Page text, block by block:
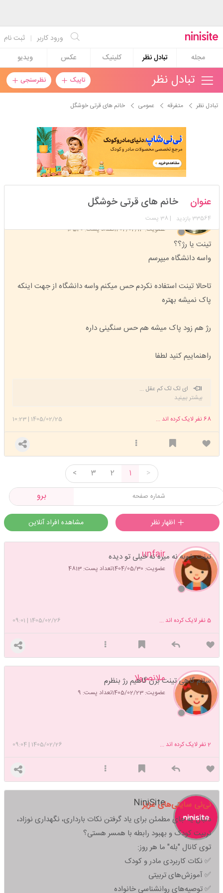
ثبت نام | ورود کاربر
مجله
تبادل نظر کلینیک عکس ویدیو
تاپیک نظرسنجی تبادل نظر
تبادل نظر متفرقه عمومی خانم های قرتی خوشگل
اشرشیاکلایبدبخت
عضویت: 1404/02/13 تعداد پست: 16520
عنوان خانم های قرتی خوشگل
33564 بازدید | 38 پست
تینت یا رژ؟؟
واسه دانشگاه میپرسم
تاحالا تینت استفاده نکردم حس میکنم واسه دانشگاه از جهت اینکه
پاک نمیشه بهتره
رژ هم زود پاک میشه هم حس سنگینی داره
راهنماییم کنید لطفا
ای لک لک کم عقل ...
بیشتر ببینید
1405/02/25
|
10:23 68نفر لایک کرده اند ...
>
1
2
3
<
برو
مشاهده افراد آنلاین
unfair
عضویت: 1404/05/30 تعداد پست: 4813
تینت خوبه نه میره نه خیلی تو دیده
1405/02/26
|
09:01 5 نفر لایک کرده اند ...
ملانصرولا
عضویت: 1405/02/23 تعداد پست: 9
سلام گاهی تینت بزن گاهیم رژ بنظرم
1405/02/26
|
09:04 2نفر لایک کرده اند ...
NiniSite
نی‌نی سایتی‌های عزیز
دنبال یه جای مطمئن برای یاد گرفتن نکات بارداری، نگهداری نوزاد،
تربیت کودک و بهبود رابطه با همسر هستی؟
توی کانال "بله" ما هر روز:
✅ نکات کاربردی مادر و کودک
✅ آموزش‌های تربیتی
✅ توصیه‌های روانشناسی خانواده